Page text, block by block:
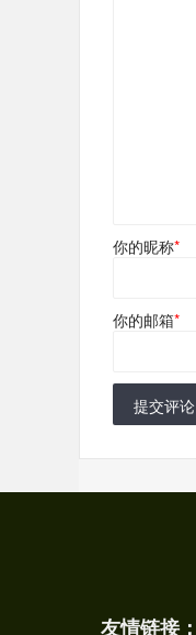
你的昵称*
你的邮箱*
提交评论
友情链接：